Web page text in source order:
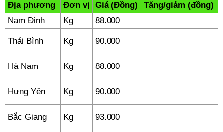
Địa phương Đơn vị Giá (Đồng)
Tăng/giảm (đồng)
Nam Định
Kg 88.000
Thái Bình Kg 90.000
Hà Nam Kg 88.000
Hưng Yên Kg 90.000
Bắc Giang Kg 93.000